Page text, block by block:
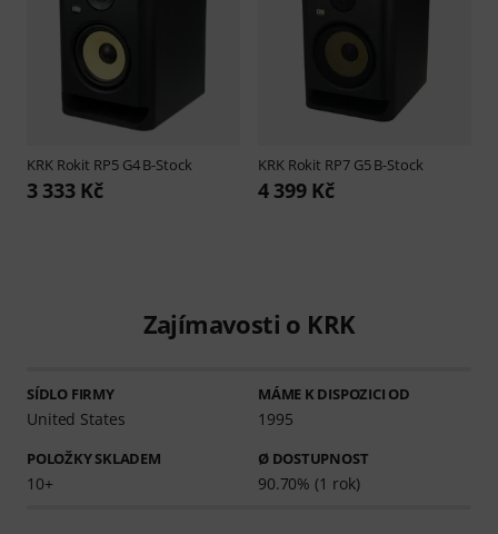
KRK Rokit RP5 G4 B-Stock
3 333 Kč
KRK Rokit RP7 G5 B-Stock
4 399 Kč
Zajímavosti o KRK
SÍDLO FIRMY
United States
MÁME K DISPOZICI OD
1995
POLOŽKY SKLADEM
10+
Ø DOSTUPNOST
90.70% (1 rok)